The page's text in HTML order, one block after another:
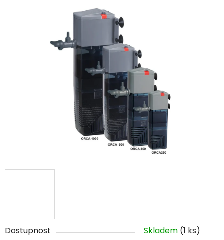
Dostupnost Skladem (1 ks)